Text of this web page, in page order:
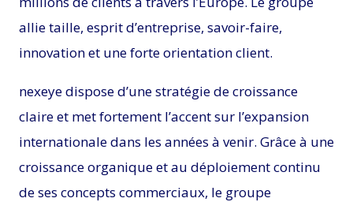
allie taille, esprit d’entreprise, savoir-faire,
innovation et une forte orientation client.
nexeye dispose d’une stratégie de croissance
claire et met fortement l’accent sur l’expansion
internationale dans les années à venir. Grâce à une
croissance organique et au déploiement continu
de ses concepts commerciaux, le groupe